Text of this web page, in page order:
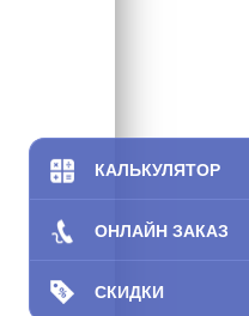
КАЛЬКУЛЯТОР
ОНЛАЙН ЗАКАЗ
СКИДКИ